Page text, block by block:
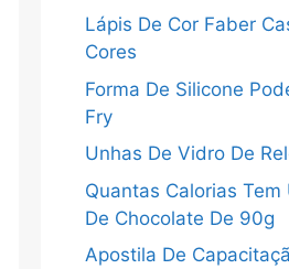
Lápis De Cor Faber
Cores
Forma De Silicone
Fry
Unhas De Vidro De
Quantas Calorias Tem
De Chocolate De 90g
Apostila De